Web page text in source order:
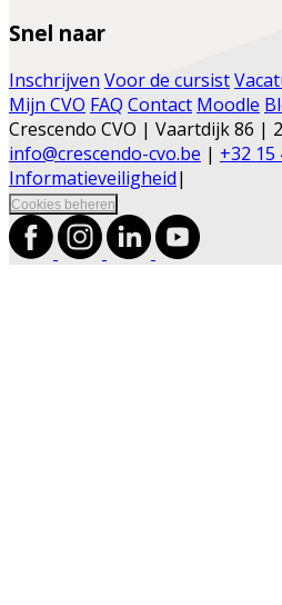
Snel naar
Inschrijven Voor de cursist
Mijn CVO FAQ Contact Moodle
Crescendo CVO | Vaartdijk 86 |
info@crescendo-cvo.be | +32 15
Informatieveiligheid|
Cookies beheren